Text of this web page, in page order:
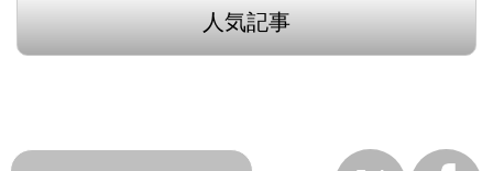
人気記事